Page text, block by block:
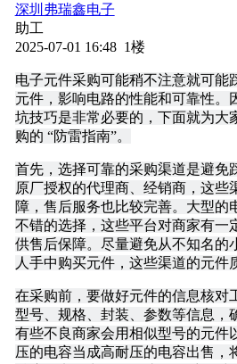
深圳弗瑞鑫电子
助工
2025-07-01 16:48 1楼
电子元件采购可能稍不注意就可能
元件，影响电路的性能和可靠性。
坑技巧是非常必要的，下面就为大
购的 “防雷指南”。
首先，选择可靠的采购渠道是避免
原厂授权的代理商、经销商，这些
障，售后服务也比较完善。大型的
不错的选择，这些平台对商家有一
供售后保障。尽量避免从不知名的
人手中购买元件，这些渠道的元件
在采购前，要做好元件的信息核对
型号、规格、封装、参数等信息，
有些不良商家会用相似型号的元件
压的电容当成高耐压的电容出售，